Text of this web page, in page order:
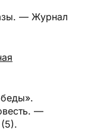
— Журнал
—